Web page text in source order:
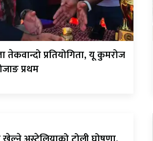
तेकवान्दो प्रतियोगिता, यू कुमरोज
प्रथम